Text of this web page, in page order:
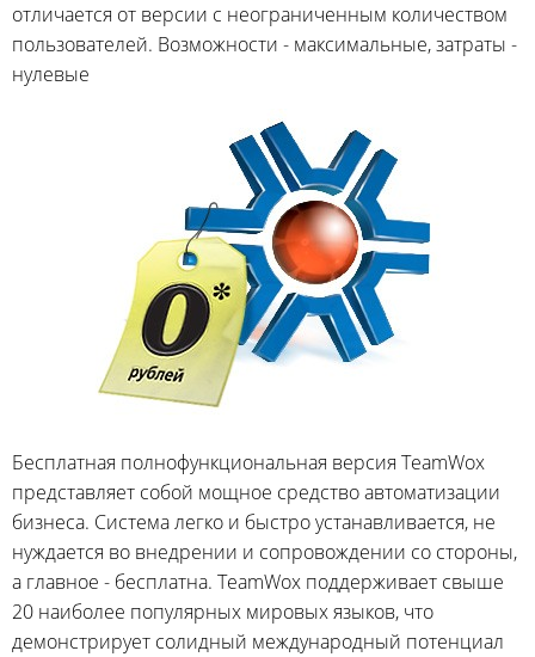
отличается от версии с неограниченным количеством
пользователей. Возможности - максимальные, затраты -
нулевые
Бесплатная полнофункциональная версия TeamWox
представляет собой мощное средство автоматизации
бизнеса. Система легко и быстро устанавливается, не
нуждается во внедрении и сопровождении со стороны,
а главное - бесплатна. TeamWox поддерживает свыше
20 наиболее популярных мировых языков, что
демонстрирует солидный международный потенциал